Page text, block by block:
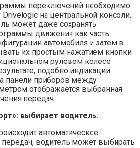
переключений необходимо
на центральной консоли.
может даже сохранять
движения как часть
автомобиля и затем в
их простым нажатием кнопки
рулевом колесе
подобно индикации
панели приборов между
отображается выбранная
передач.
выбирает водитель.
автоматическое
водитель может выбирать